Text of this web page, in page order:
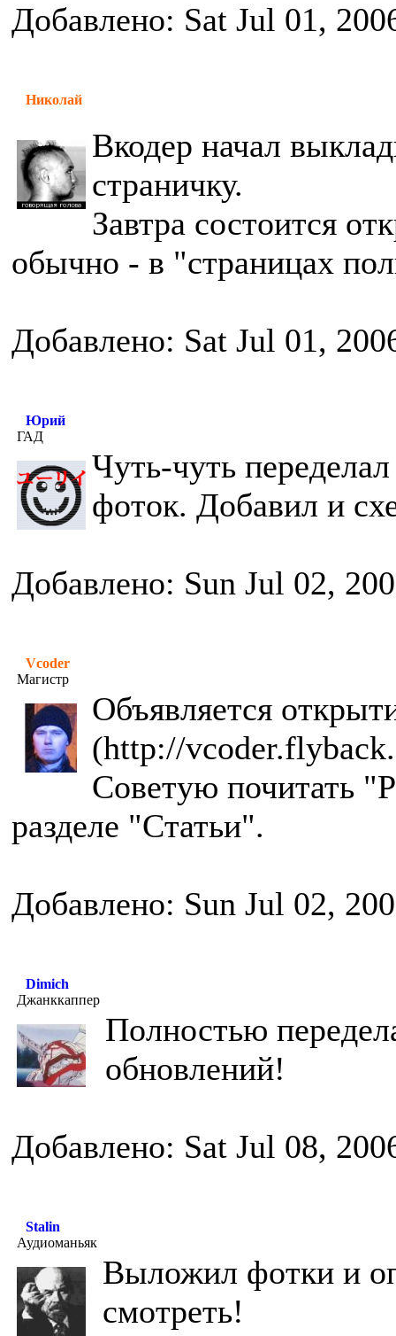
Добавлено: Sat Jul 01,
Николай
Вкодер начал
страничку.
Завтра состоится
обычно - в "страницах
Добавлено: Sat Jul 01,
Юрий
ГАД
Чуть-чуть
фоток. Добавил и
Добавлено: Sun Jul 02,
Vcoder
Магистр
Объявляется
(http://
Советую почитать
разделе "Статьи".
Добавлено: Sun Jul 02,
Dimich
Джанккаппер
Полностью
обновлений!
Добавлено: Sat Jul 08,
Stalin
Аудиоманьяк
Выложил фотки и
смотреть!